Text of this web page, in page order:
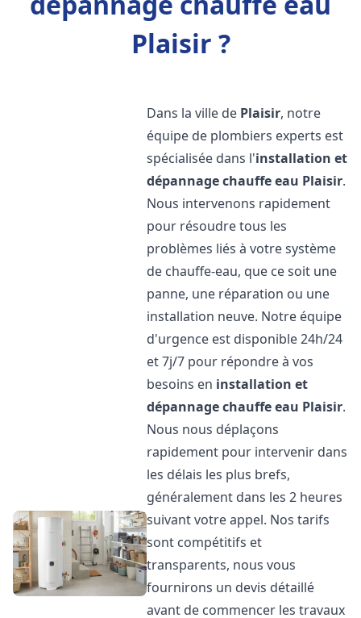
Plaisir ?
Dans la ville de Plaisir, notre
équipe de plombiers experts est
spécialisée dans l'installation et
dépannage chauffe eau Plaisir.
Nous intervenons rapidement
pour résoudre tous les
problèmes liés à votre système
de chauffe-eau, que ce soit une
panne, une réparation ou une
installation neuve. Notre équipe
d'urgence est disponible 24h/24
et 7j/7 pour répondre à vos
besoins en installation et
dépannage chauffe eau Plaisir.
Nous nous déplaçons
rapidement pour intervenir dans
les délais les plus brefs,
généralement dans les 2 heures
suivant votre appel. Nos tarifs
sont compétitifs et
transparents, nous vous
fournirons un devis détaillé
avant de commencer les travaux